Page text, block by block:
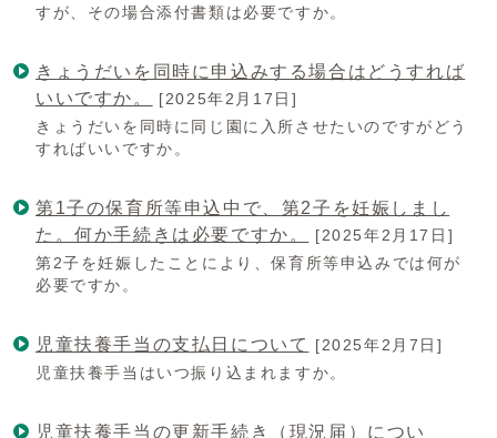
すが、その場合添付書類は必要ですか。
きょうだいを同時に申込みする場合はどうすれば
いいですか。
[2025年2月17日]
きょうだいを同時に同じ園に入所させたいのですがどう
すればいいですか。
第1子の保育所等申込中で、第2子を妊娠しまし
た。何か手続きは必要ですか。
[2025年2月17日]
第2子を妊娠したことにより、保育所等申込みでは何が
必要ですか。
児童扶養手当の支払日について [2025年2月7日]
児童扶養手当はいつ振り込まれますか。
児童扶養手当の更新手続き（現況届）につい